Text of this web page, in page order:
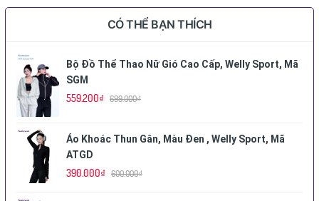
CÓ THỂ BẠN THÍCH
Bộ Đồ Thể Thao Nữ Gió Cao Cấp, Welly Sport, Mã
SGM
559.200₫ 699.000₫
Áo Khoác Thun Gân, Màu Đen , Welly Sport, Mã
ATGD
390.000₫ 600.000₫